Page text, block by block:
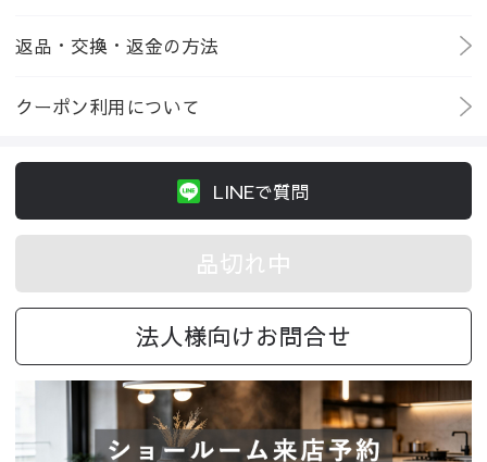
返品・交換・返金の方法
クーポン利用について
LINEで質問
品切れ中
法人様向けお問合せ